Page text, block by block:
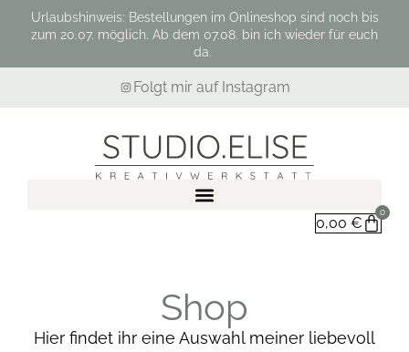
Urlaubshinweis: Bestellungen im Onlineshop sind noch bis
zum 20.07. möglich. Ab dem 07.08. bin ich wieder für euch
da.
Folgt mir auf Instagram
0,00 €
0
Shop
Hier findet ihr eine Auswahl meiner liebevoll